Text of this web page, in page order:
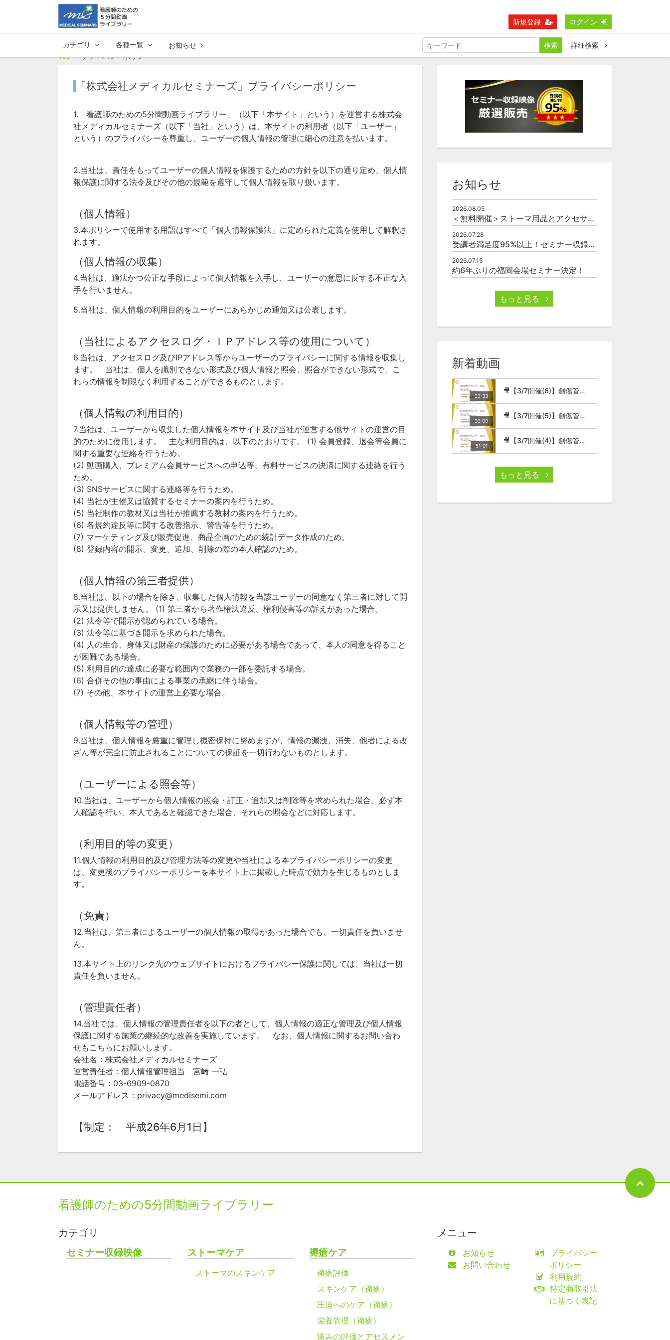
新規登録 ログイン
カテゴリ 各種一覧 お知らせ 検索
詳細検索
Top
プライバシーポリシー
「株式会社メディカルセミナーズ」プライバシーポリシー
1.「看護師のための5分間動画ライブラリー」（以下「本サイト」という）を運営する株式会
社メディカルセミナーズ（以下「当社」という）は、本サイトの利用者（以下「ユーザー」
という）のプライバシーを尊重し、ユーザーの個人情報の管理に細心の注意を払います。
2.当社は、責任をもってユーザーの個人情報を保護するための方針を以下の通り定め、個人情
報保護に関する法令及びその他の規範を遵守して個人情報を取り扱います。
（個人情報）
3.本ポリシーで使用する用語はすべて「個人情報保護法」に定められた定義を使用して解釈さ
れます。
（個人情報の収集）
4.当社は、適法かつ公正な手段によって個人情報を入手し、ユーザーの意思に反する不正な入
手を行いません。
5.当社は、個人情報の利用目的をユーザーにあらかじめ通知又は公表します。
（当社によるアクセスログ・ＩＰアドレス等の使用について）
6.当社は、アクセスログ及びIPアドレス等からユーザーのプライバシーに関する情報を収集し
ます。 当社は、個人を識別できない形式及び個人情報と照会、照合ができない形式で、こ
れらの情報を制限なく利用することができるものとします。
（個人情報の利用目的）
7.当社は、ユーザーから収集した個人情報を本サイト及び当社が運営する他サイトの運営の目
的のために使用します。 主な利用目的は、以下のとおりです。 (1) 会員登録、退会等会員に
関する重要な連絡を行うため。
(2) 動画購入、プレミアム会員サービスへの申込等、有料サービスの決済に関する連絡を行う
ため。
(3) SNSサービスに関する連絡等を行うため。
(4) 当社が主催又は協賛するセミナーの案内を行うため。
(5) 当社制作の教材又は当社が推薦する教材の案内を行うため。
(6) 各規約違反等に関する改善指示、警告等を行うため。
(7) マーケティング及び販売促進、商品企画のための統計データ作成のため。
(8) 登録内容の開示、変更、追加、削除の際の本人確認のため。
（個人情報の第三者提供）
8.当社は、以下の場合を除き、収集した個人情報を当該ユーザーの同意なく第三者に対して開
示又は提供しません。 (1) 第三者から著作権法違反、権利侵害等の訴えがあった場合。
(2) 法令等で開示が認められている場合。
(3) 法令等に基づき開示を求められた場合。
(4) 人の生命、身体又は財産の保護のために必要がある場合であって、本人の同意を得ること
が困難である場合。
(5) 利用目的の達成に必要な範囲内で業務の一部を委託する場合。
(6) 合併その他の事由による事業の承継に伴う場合。
(7) その他、本サイトの運営上必要な場合。
（個人情報等の管理）
9.当社は、個人情報を厳重に管理し機密保持に努めますが、情報の漏洩、消失、他者による改
ざん等が完全に防止されることについての保証を一切行わないものとします。
（ユーザーによる照会等）
10.当社は、ユーザーから個人情報の照会・訂正・追加又は削除等を求められた場合、必ず本
人確認を行い、本人であると確認できた場合、それらの照会などに対応します。
（利用目的等の変更）
11.個人情報の利用目的及び管理方法等の変更や当社による本プライバシーポリシーの変更
は、変更後のプライバシーポリシーを本サイト上に掲載した時点で効力を生じるものとしま
す。
（免責）
12.当社は、第三者によるユーザーの個人情報の取得があった場合でも、一切責任を負いませ
ん。
13.本サイト上のリンク先のウェブサイトにおけるプライバシー保護に関しては、当社は一切
責任を負いません。
（管理責任者）
14.当社では、個人情報の管理責任者を以下の者として、個人情報の適正な管理及び個人情報
保護に関する施策の継続的な改善を実施しています。 なお、個人情報に関するお問い合わ
せもこちらにお願いします。
会社名：株式会社メディカルセミナーズ
運営責任者：個人情報管理担当 宮﨑 一弘
電話番号：03-6909-0870
メールアドレス：privacy@medisemi.com
【制定： 平成26年6月1日】
お知らせ
2026.08.05
＜無料開催＞ストーマ用品とアクセサリーの使い方（オンライン）
2026.07.28
受講者満足度95%以上！セミナー収録映像の厳選販売
2026.07.15
約6年ぶりの福岡会場セミナー決定！
もっと見る
新着動画
23:33
🎥【3/7開催(6)】創傷管理セミナー2026
33:00
🎥【3/7開催(5)】創傷管理セミナー2026
51:01
🎥【3/7開催(4)】創傷管理セミナー2026
もっと見る
看護師のための5分間動画ライブラリー
カテゴリ
セミナー収録映像
ストーマケア
ストーマのスキンケア
褥瘡ケア
褥瘡評価
スキンケア（褥瘡）
圧迫へのケア（褥瘡）
栄養管理（褥瘡）
痛みの評価とアセスメン
メニュー
お知らせ
お問い合わせ
プライバシー
ポリシー
利用規約
特定商取引法
に基づく表記